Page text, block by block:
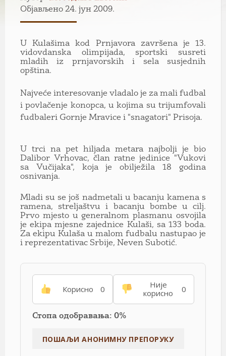
Објављено 24. јун 2009.
U Kulašima kod Prnjavora završena je 13.
vidovdanska olimpijada, sportski susreti
mladih iz prnjavorskih i sela susjednih
opština.
Najveće interesovanje vladalo je za mali fudbal
i povlačenje konopca, u kojima su trijumfovali
fudbaleri Gornje Mravice i "snagatori" Prisoja.
U trci na pet hiljada metara najbolji je bio
Dalibor Vrhovac, član ratne jedinice "Vukovi
sa Vučijaka", koja je obilježila 18 godina
osnivanja.
Mladi su se još nadmetali u bacanju kamena s
ramena, streljaštvu i bacanju bombe u cilj.
Prvo mjesto u generalnom plasmanu osvojila
je ekipa mjesne zajednice Kulaši, sa 133 boda.
Za ekipu Kulaša u malom fudbalu nastupao je
i reprezentativac Srbije, Neven Subotić.
Корисно 0
Није
корисно
0
Стопа одобравања: 0%